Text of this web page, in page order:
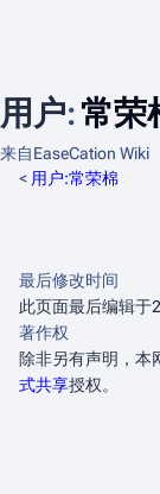
用户:常荣
来自EaseCation Wiki
< 用户:常荣棉
最后修改时间
此页面最后编辑于
著作权
除非另有声明，本
式共享授权。